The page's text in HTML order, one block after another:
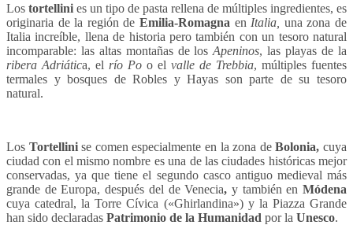
Los tortellini es un tipo de pasta rellena de múltiples ingredientes, es
originaria de la región de Emilia-Romagna en Italia, una zona de
Italia increíble, llena de historia pero también con un tesoro natural
incomparable: las altas montañas de losApeninos, las playas de la
ribera Adriática, el río Po o el valle de Trebbia, múltiples fuentes
termales y bosques de Robles y Hayas son parte de su tesoro
natural.
Los Tortellinise comen especialmente en la zona deBolonia,cuya
ciudad con el mismo nombre es una de las ciudades históricas mejor
conservadas, ya que tiene el segundo casco antiguo medieval más
grande de Europa, después del de Venecia, y también enMódena
cuya catedral, la Torre Cívica («Ghirlandina») y la Piazza Grande
han sido declaradas Patrimonio de la Humanidad por la Unesco.